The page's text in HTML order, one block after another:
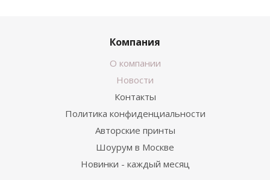
Компания
О компании
Новости
Контакты
Политика конфиденциальности
Авторские принты
Шоурум в Москве
Новинки - каждый месяц